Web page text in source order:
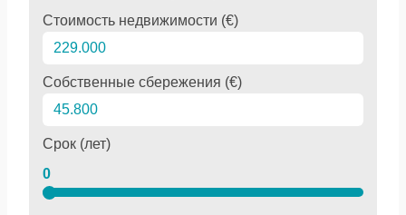
Стоимость недвижимости (€)
Собственные сбережения (€)
Срок (лет)
0